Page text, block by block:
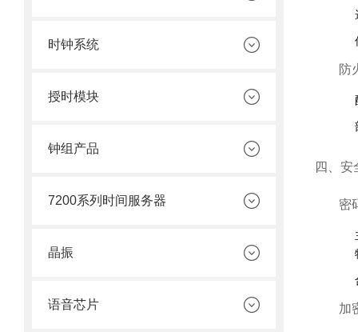
时钟系统
授时模块
钟组产品
7200系列时间服务器
晶振
语音芯片
防
四、
密
加